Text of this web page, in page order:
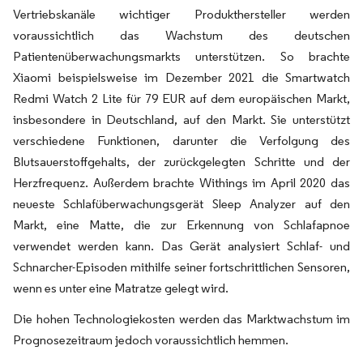
Vertriebskanäle wichtiger Produkthersteller werden
voraussichtlich das Wachstum des deutschen
Patientenüberwachungsmarkts unterstützen. So brachte
Xiaomi beispielsweise im Dezember 2021 die Smartwatch
Redmi Watch 2 Lite für 79 EUR auf dem europäischen Markt,
insbesondere in Deutschland, auf den Markt. Sie unterstützt
verschiedene Funktionen, darunter die Verfolgung des
Blutsauerstoffgehalts, der zurückgelegten Schritte und der
Herzfrequenz. Außerdem brachte Withings im April 2020 das
neueste Schlafüberwachungsgerät Sleep Analyzer auf den
Markt, eine Matte, die zur Erkennung von Schlafapnoe
verwendet werden kann. Das Gerät analysiert Schlaf- und
Schnarcher-Episoden mithilfe seiner fortschrittlichen Sensoren,
wenn es unter eine Matratze gelegt wird.
Die hohen Technologiekosten werden das Marktwachstum im
Prognosezeitraum jedoch voraussichtlich hemmen.